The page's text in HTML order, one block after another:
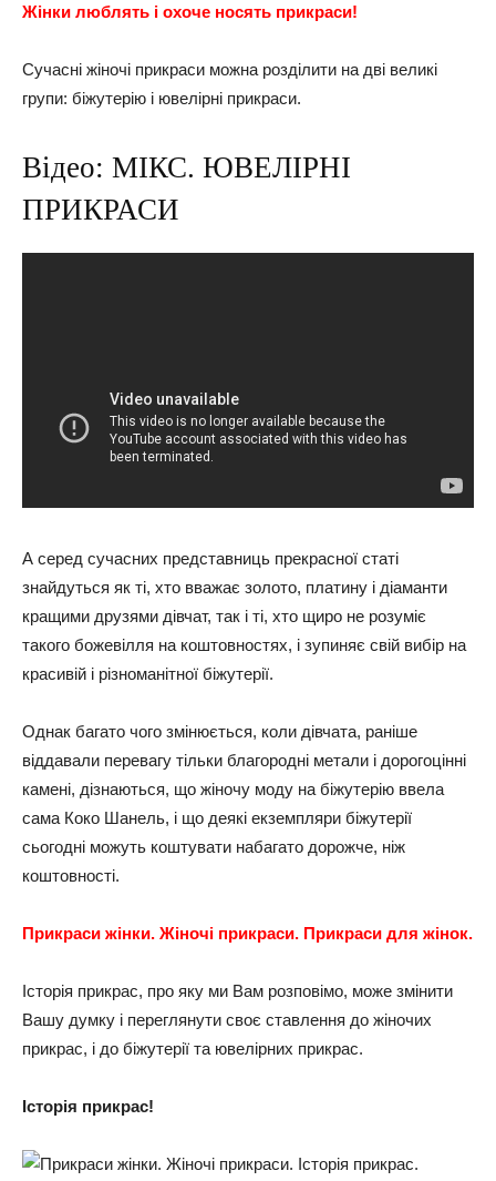
Жінки люблять і охоче носять прикраси!
Сучасні жіночі прикраси можна розділити на дві великі
групи: біжутерію і ювелірні прикраси.
Відео: МІКС. ЮВЕЛІРНІ
ПРИКРАСИ
А серед сучасних представниць прекрасної статі
знайдуться як ті, хто вважає золото, платину і діаманти
кращими друзями дівчат, так і ті, хто щиро не розуміє
такого божевілля на коштовностях, і зупиняє свій вибір на
красивій і різноманітної біжутерії.
Однак багато чого змінюється, коли дівчата, раніше
віддавали перевагу тільки благородні метали і дорогоцінні
камені, дізнаються, що жіночу моду на біжутерію ввела
сама Коко Шанель, і що деякі екземпляри біжутерії
сьогодні можуть коштувати набагато дорожче, ніж
коштовності.
Прикраси жінки. Жіночі прикраси. Прикраси для жінок.
Історія прикрас, про яку ми Вам розповімо, може змінити
Вашу думку і переглянути своє ставлення до жіночих
прикрас, і до біжутерії та ювелірних прикрас.
Історія прикрас!